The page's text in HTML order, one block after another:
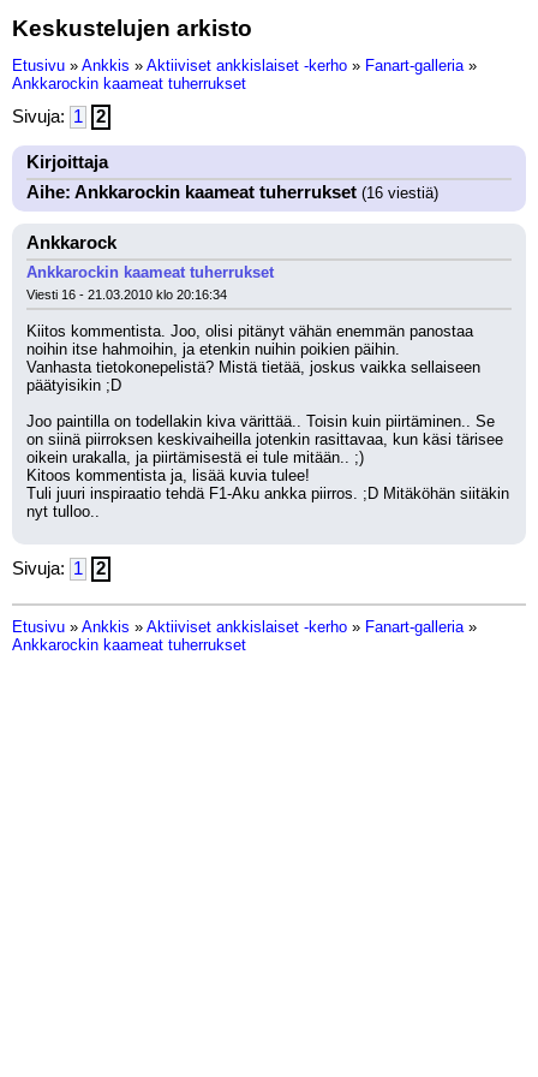
Keskustelujen arkisto
Etusivu » Ankkis » Aktiiviset ankkislaiset -kerho » Fanart-galleria »
Ankkarockin kaameat tuherrukset
Sivuja: 1 2
Kirjoittaja
Aihe: Ankkarockin kaameat tuherrukset (16 viestiä)
Ankkarock
Ankkarockin kaameat tuherrukset
Viesti 16 - 21.03.2010 klo 20:16:34
Kiitos kommentista. Joo, olisi pitänyt vähän enemmän panostaa
noihin itse hahmoihin, ja etenkin nuihin poikien päihin.
Vanhasta tietokonepelistä? Mistä tietää, joskus vaikka sellaiseen
päätyisikin ;D
Joo paintilla on todellakin kiva värittää.. Toisin kuin piirtäminen.. Se
on siinä piirroksen keskivaiheilla jotenkin rasittavaa, kun käsi tärisee
oikein urakalla, ja piirtämisestä ei tule mitään.. ;)
Kitoos kommentista ja, lisää kuvia tulee!
Tuli juuri inspiraatio tehdä F1-Aku ankka piirros. ;D Mitäköhän siitäkin
nyt tulloo..
Sivuja: 1 2
Etusivu » Ankkis » Aktiiviset ankkislaiset -kerho » Fanart-galleria »
Ankkarockin kaameat tuherrukset